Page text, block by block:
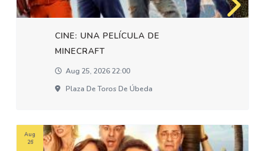
CINE: UNA PELÍCULA DE
MINECRAFT
Aug 25, 2026 22:00
Plaza De Toros De Úbeda
Aug
26